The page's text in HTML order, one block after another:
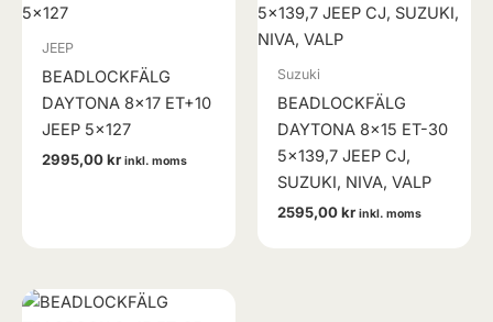
JEEP
BEADLOCKFÄLG
DAYTONA 8×17 ET+10
JEEP 5×127
2995,00kr inkl. moms
Suzuki
BEADLOCKFÄLG
DAYTONA 8×15 ET-30
5×139,7 JEEP CJ,
SUZUKI, NIVA, VALP
2595,00kr inkl. moms